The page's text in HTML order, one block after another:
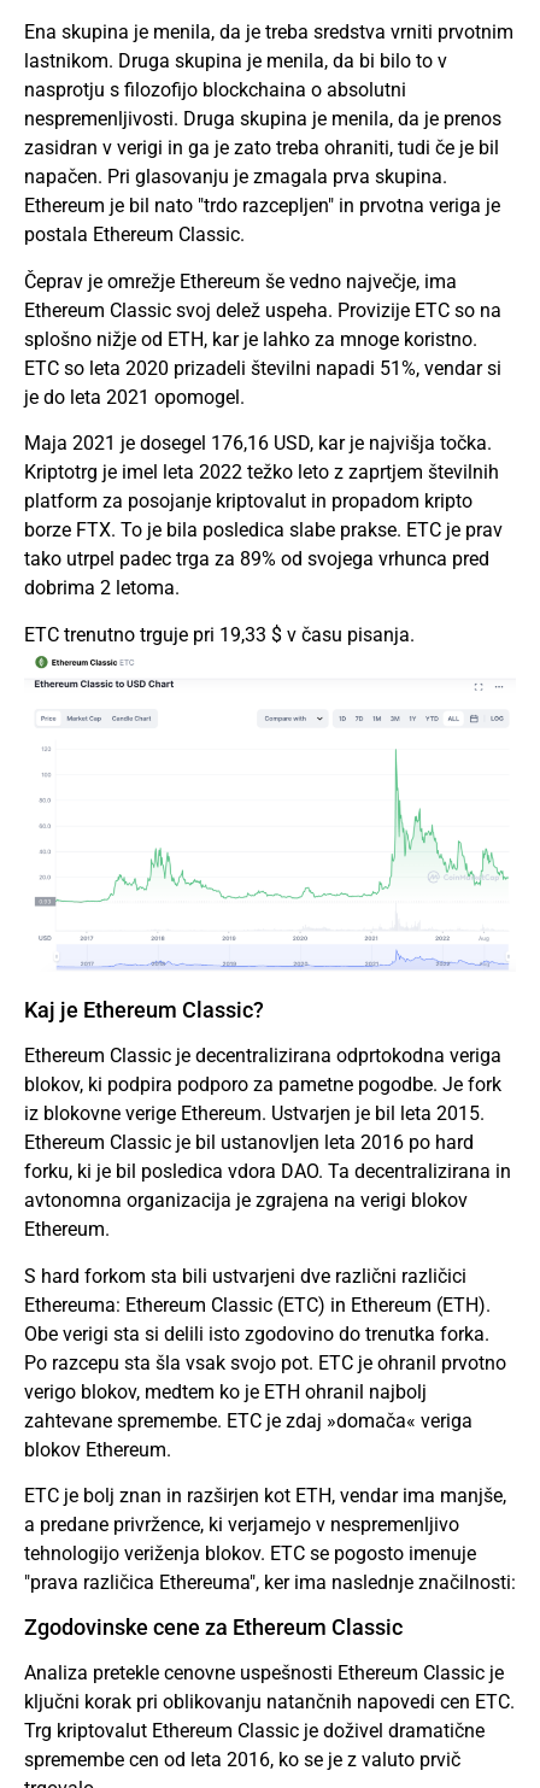
Ena skupina je menila, da je treba sredstva vrniti prvotnim
lastnikom. Druga skupina je menila, da bi bilo to v
nasprotju s filozofijo blockchaina o absolutni
nespremenljivosti. Druga skupina je menila, da je prenos
zasidran v verigi in ga je zato treba ohraniti, tudi če je bil
napačen. Pri glasovanju je zmagala prva skupina.
Ethereum je bil nato "trdo razcepljen" in prvotna veriga je
postala Ethereum Classic.
Čeprav je omrežje Ethereum še vedno največje, ima
Ethereum Classic svoj delež uspeha. Provizije ETC so na
splošno nižje od ETH, kar je lahko za mnoge koristno.
ETC so leta 2020 prizadeli številni napadi 51%, vendar si
je do leta 2021 opomogel.
Maja 2021 je dosegel 176,16 USD, kar je najvišja točka.
Kriptotrg je imel leta 2022 težko leto z zaprtjem številnih
platform za posojanje kriptovalut in propadom kripto
borze FTX. To je bila posledica slabe prakse. ETC je prav
tako utrpel padec trga za 89% od svojega vrhunca pred
dobrima 2 letoma.
ETC trenutno trguje pri 19,33 $ v času pisanja.
Kaj je Ethereum Classic?
Ethereum Classic je decentralizirana odprtokodna veriga
blokov, ki podpira podporo za pametne pogodbe. Je fork
iz blokovne verige Ethereum. Ustvarjen je bil leta 2015.
Ethereum Classic je bil ustanovljen leta 2016 po hard
forku, ki je bil posledica vdora DAO. Ta decentralizirana in
avtonomna organizacija je zgrajena na verigi blokov
Ethereum.
S hard forkom sta bili ustvarjeni dve različni različici
Ethereuma: Ethereum Classic (ETC) in Ethereum (ETH).
Obe verigi sta si delili isto zgodovino do trenutka forka.
Po razcepu sta šla vsak svojo pot. ETC je ohranil prvotno
verigo blokov, medtem ko je ETH ohranil najbolj
zahtevane spremembe. ETC je zdaj »domača« veriga
blokov Ethereum.
ETC je bolj znan in razširjen kot ETH, vendar ima manjše,
a predane privržence, ki verjamejo v nespremenljivo
tehnologijo veriženja blokov. ETC se pogosto imenuje
"prava različica Ethereuma", ker ima naslednje značilnosti:
Zgodovinske cene za Ethereum Classic
Analiza pretekle cenovne uspešnosti Ethereum Classic je
ključni korak pri oblikovanju natančnih napovedi cen ETC.
Trg kriptovalut Ethereum Classic je doživel dramatične
spremembe cen od leta 2016, ko se je z valuto prvič